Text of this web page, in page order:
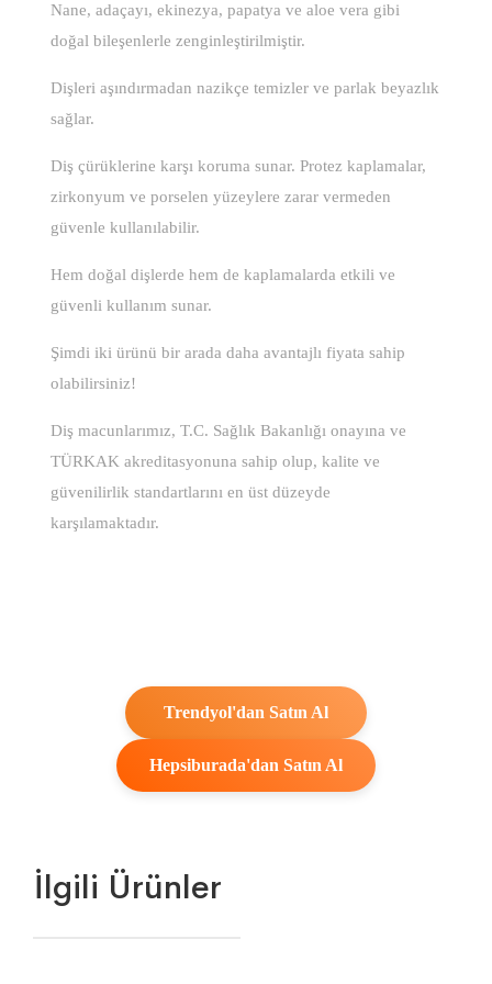
Nane, adaçayı, ekinezya, papatya ve aloe vera gibi
doğal bileşenlerle zenginleştirilmiştir.
Dişleri aşındırmadan nazikçe temizler ve parlak beyazlık
sağlar.
Diş çürüklerine karşı koruma sunar. Protez kaplamalar,
zirkonyum ve porselen yüzeylere zarar vermeden
güvenle kullanılabilir.
Hem doğal dişlerde hem de kaplamalarda etkili ve
güvenli kullanım sunar.
Şimdi iki ürünü bir arada daha avantajlı fiyata sahip
olabilirsiniz!
Diş macunlarımız, T.C. Sağlık Bakanlığı onayına ve
TÜRKAK akreditasyonuna sahip olup, kalite ve
güvenilirlik standartlarını en üst düzeyde
karşılamaktadır.
Trendyol'dan Satın Al
Hepsiburada'dan Satın Al
İlgili Ürünler